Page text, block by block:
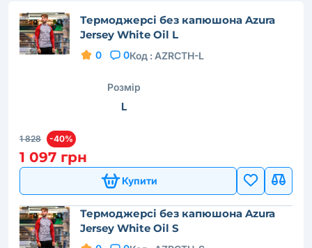
Термоджерсі без капюшона Azura
Jersey White Oil L
0 0Код : AZRCTH-L
Розмір
L
1 828 -40%
1 097 грн
Купити
Термоджерсі без капюшона Azura
Jersey White Oil S